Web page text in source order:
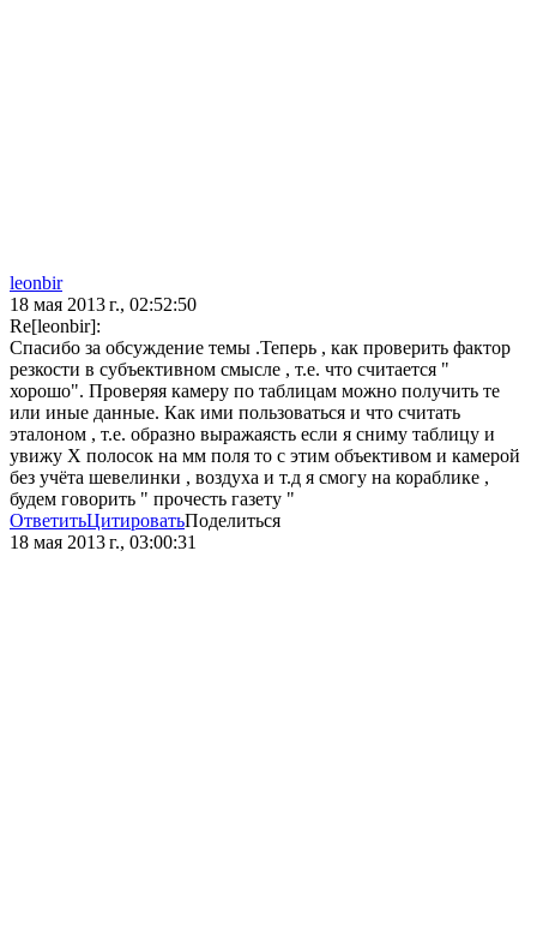
leonbir
18 мая 2013 г., 02:52:50
Re[leonbir]:
Спасибо за обсуждение темы .Теперь , как проверить фактор
резкости в субъективном смысле , т.е. что считается "
хорошо". Проверяя камеру по таблицам можно получить те
или иные данные. Как ими пользоваться и что считать
эталоном , т.е. образно выражаясть если я сниму таблицу и
увижу Х полосок на мм поля то с этим объективом и камерой
без учёта шевелинки , воздуха и т.д я смогу на кораблике ,
будем говорить " прочесть газету "
ОтветитьЦитироватьПоделиться
18 мая 2013 г., 03:00:31